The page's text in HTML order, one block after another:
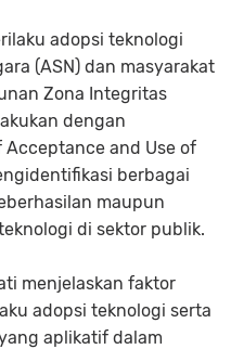
adopsi teknologi
(ASN) dan masyarakat
Zona Integritas
dengan
and Use of
berbagai
maupun
di sektor publik.
menjelaskan faktor
adopsi teknologi serta
aplikatif dalam